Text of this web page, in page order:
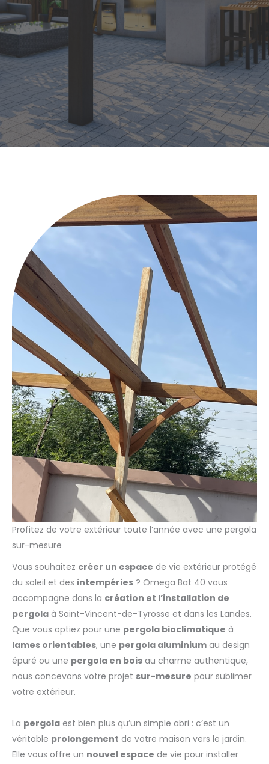
POUR VOTRE CONFORT EXTÉRIEUR
Obtenir un devis
Profitez de votre extérieur toute l’année avec une pergola
sur-mesure
Vous souhaitez créer un espace de vie extérieur protégé
du soleil et des intempéries ? Omega Bat 40 vous
accompagne dans la création et l’installation de
pergola à Saint-Vincent-de-Tyrosse et dans les Landes.
Que vous optiez pour une pergola bioclimatique à
lames orientables, une pergola aluminium au design
épuré ou une pergola en bois au charme authentique,
nous concevons votre projet sur-mesure pour sublimer
votre extérieur.
La pergola est bien plus qu’un simple abri : c’est un
véritable prolongement de votre maison vers le jardin.
Elle vous offre un nouvel espace de vie pour installer